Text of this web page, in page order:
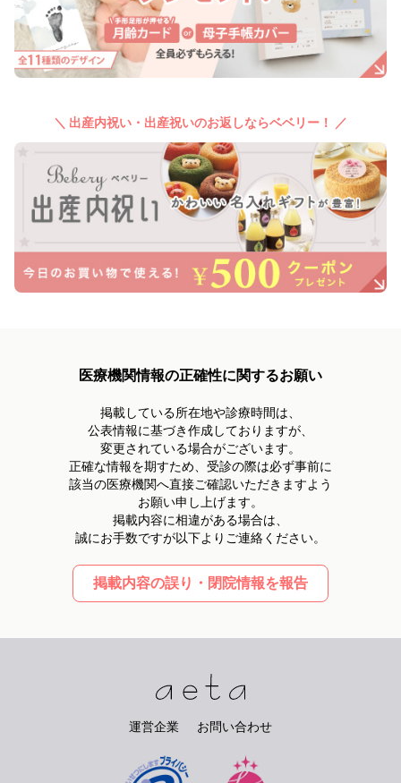
＼ 出産内祝い・出産祝いのお返しならベベリー！ ／
医療機関情報の正確性に関するお願い
掲載している所在地や診療時間は、
公表情報に基づき作成しておりますが、
変更されている場合がございます。
正確な情報を期すため、受診の際は必ず事前に
該当の医療機関へ直接ご確認いただきますよう
お願い申し上げます。
掲載内容に相違がある場合は、
誠にお手数ですが以下よりご連絡ください。
掲載内容の誤り・閉院情報を報告
運営企業 お問い合わせ